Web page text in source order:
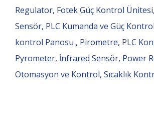
Regulator, Fotek Güç Kontrol
Sensör, PLC Kumanda ve Güç
kontrol Panosu , Pirometre, PLC
Pyrometer, İnfrared Sensör, Power
Otomasyon ve Kontrol, Sıcaklık